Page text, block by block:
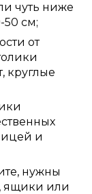
чуть ниже
50 см;
от
круглые
и
нужны
ящики или